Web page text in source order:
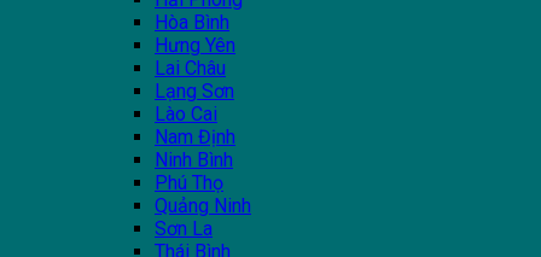
Hòa Bình
Hưng Yên
Lai Châu
Lạng Sơn
Lào Cai
Nam Định
Ninh Bình
Phú Thọ
Quảng Ninh
Sơn La
Thái Bình